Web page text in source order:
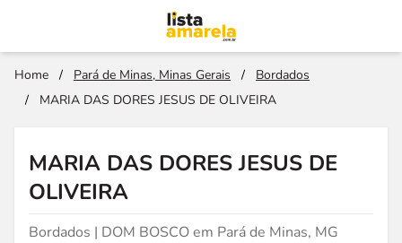
Home / Pará de Minas, Minas Gerais /
Bordados
/
MARIA DAS DORES JESUS DE OLIVEIRA
MARIA DAS DORES JESUS DE
OLIVEIRA
Bordados | DOM BOSCO em Pará de Minas, MG